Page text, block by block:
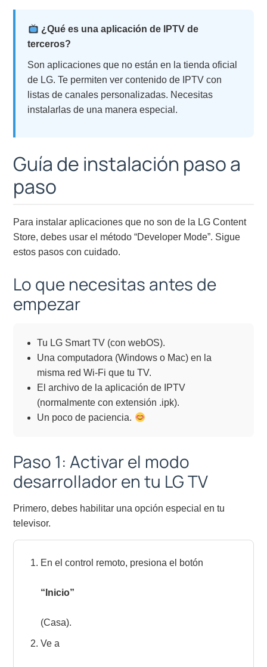
¿Qué es una aplicación de IPTV de
terceros?
Son aplicaciones que no están en la tienda oficial
de LG. Te permiten ver contenido de IPTV con
listas de canales personalizadas. Necesitas
instalarlas de una manera especial.
Guía de instalación paso a
paso
Para instalar aplicaciones que no son de la LG Content
Store, debes usar el método “Developer Mode”. Sigue
estos pasos con cuidado.
Lo que necesitas antes de
empezar
Tu LG Smart TV (con webOS).
Una computadora (Windows o Mac) en la
misma red Wi-Fi que tu TV.
El archivo de la aplicación de IPTV
(normalmente con extensión .ipk).
Un poco de paciencia.
Paso 1: Activar el modo
desarrollador en tu LG TV
Primero, debes habilitar una opción especial en tu
televisor.
En el control remoto, presiona el botón
“Inicio”
(Casa).
Ve a